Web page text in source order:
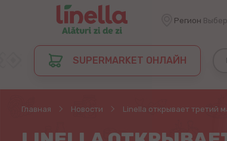
Регион
SUPERMARKET ОНЛАЙН
Главная Новости Linella открывает третий